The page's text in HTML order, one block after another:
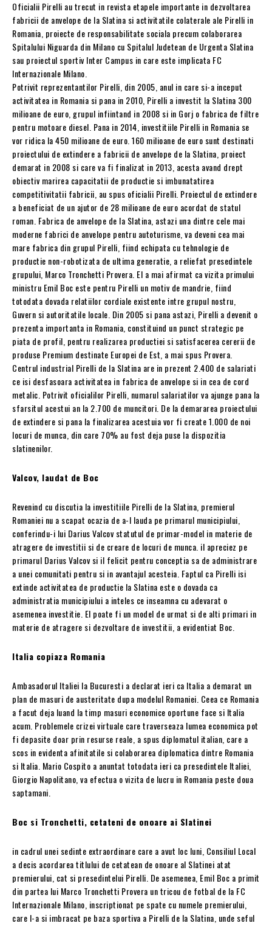
Oficialii Pirelli au trecut in revista etapele importante in dezvoltarea
fabricii de anvelope de la Slatina si activitatile colaterale ale Pirelli in
Romania, proiecte de responsabilitate sociala precum colaborarea
Spitalului Niguarda din Milano cu Spitalul Judetean de Urgenta Slatina
sau proiectul sportiv Inter Campus in care este implicata FC
Internazionale Milano.
Potrivit reprezentantilor Pirelli, din 2005, anul in care si-a inceput
activitatea in Romania si pana in 2010, Pirelli a investit la Slatina 300
milioane de euro, grupul infiintand in 2008 si in Gorj o fabrica de filtre
pentru motoare diesel. Pana in 2014, investitiile Pirelli in Romania se
vor ridica la 450 milioane de euro. 160 milioane de euro sunt destinati
proiectului de extindere a fabricii de anvelope de la Slatina, proiect
demarat in 2008 si care va fi finalizat in 2013, acesta avand drept
obiectiv marirea capacitatii de productie si imbunatatirea
competitivitatii fabricii, au spus oficialii Pirelli. Proiectul de extindere
a beneficiat de un ajutor de 28 milioane de euro acordat de statul
roman. Fabrica de anvelope de la Slatina, astazi una dintre cele mai
moderne fabrici de anvelope pentru autoturisme, va deveni cea mai
mare fabrica din grupul Pirelli, fiind echipata cu tehnologie de
productie non-robotizata de ultima generatie, a reliefat presedintele
grupului, Marco Tronchetti Provera. El a mai afirmat ca vizita primului
ministru Emil Boc este pentru Pirelli un motiv de mandrie, fiind
totodata dovada relatiilor cordiale existente intre grupul nostru,
Guvern si autoritatile locale. Din 2005 si pana astazi, Pirelli a devenit o
prezenta importanta in Romania, constituind un punct strategic pe
piata de profil, pentru realizarea productiei si satisfacerea cererii de
produse Premium destinate Europei de Est, a mai spus Provera.
Centrul industrial Pirelli de la Slatina are in prezent 2.400 de salariati
ce isi desfasoara activitatea in fabrica de anvelope si in cea de cord
metalic. Potrivit oficialilor Pirelli, numarul salariatilor va ajunge pana la
sfarsitul acestui an la 2.700 de muncitori. De la demararea proiectului
de extindere si pana la finalizarea acestuia vor fi create 1.000 de noi
locuri de munca, din care 70% au fost deja puse la dispozitia
slatinenilor.
Valcov, laudat de Boc
Revenind cu discutia la investitiile Pirelli de la Slatina, premierul
Romaniei nu a scapat ocazia de a-l lauda pe primarul municipiului,
conferindu-i lui Darius Valcov statutul de primar-model in materie de
atragere de investitii si de creare de locuri de munca. il apreciez pe
primarul Darius Valcov si il felicit pentru conceptia sa de administrare
a unei comunitati pentru si in avantajul acesteia. Faptul ca Pirelli isi
extinde activitatea de productie la Slatina este o dovada ca
administratia municipiului a inteles ce inseamna cu adevarat o
asemenea investitie. El poate fi un model de urmat si de alti primari in
materie de atragere si dezvoltare de investitii, a evidentiat Boc.
Italia copiaza Romania
Ambasadorul Italiei la Bucuresti a declarat ieri ca Italia a demarat un
plan de masuri de austeritate dupa modelul Romaniei. Ceea ce Romania
a facut deja luand la timp masuri economice oportune face si Italia
acum. Problemele crizei virtuale care traverseaza lumea economica pot
fi depasite doar prin resurse reale, a spus diplomatul italian, care a
scos in evidenta afinitatile si colaborarea diplomatica dintre Romania
si Italia. Mario Cospito a anuntat totodata ieri ca presedintele Italiei,
Giorgio Napolitano, va efectua o vizita de lucru in Romania peste doua
saptamani.
Boc si Tronchetti, cetateni de onoare ai Slatinei
in cadrul unei sedinte extraordinare care a avut loc luni, Consiliul Local
a decis acordarea titlului de cetatean de onoare al Slatinei atat
premierului, cat si presedintelui Pirelli. De asemenea, Emil Boc a primit
din partea lui Marco Tronchetti Provera un tricou de fotbal de la FC
Internazionale Milano, inscriptionat pe spate cu numele premierului,
care l-a si imbracat pe baza sportiva a Pirelli de la Slatina, unde seful